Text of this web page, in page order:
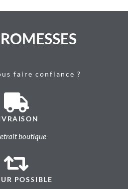
faire confiance ?
boutique
POSSIBLE